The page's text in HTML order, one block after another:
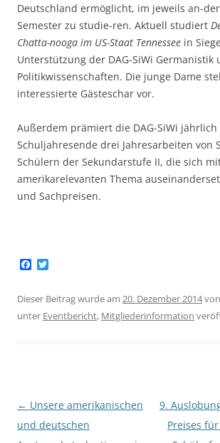
Deutschland ermöglicht, im jeweils an-
Semester zu studie-ren. Aktuell studiert
Chatta-nooga im US-Staat Tennessee in
Unterstützung der DAG-SiWi Germanistik
Politikwissenschaften. Die junge Dame
interessierte Gästeschar vor.
Außerdem prämiert die DAG-SiWi jährlich
Schuljahresende drei Jahresarbeiten von
Schülern der Sekundarstufe II, die sich
amerikarelevanten Thema
und Sachpreisen.
e
o
t
e
Dieser Beitrag wurde am 20. Dezember 2014von
unter Eventbericht, Mitgliederinformation
Beitragsnavigation
← Unsere amerikanischen
und deutschen
9.
Preises